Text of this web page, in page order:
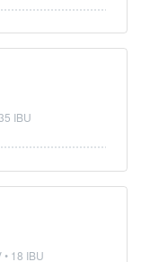
IBU
• 18 IBU